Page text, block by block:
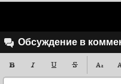
Обсуждение в